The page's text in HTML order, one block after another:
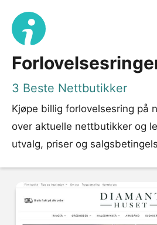
3 Beste Nettbutikker
Kjøpe billig forlovelsesring på
over aktuelle nettbutikker og
utvalg, priser og